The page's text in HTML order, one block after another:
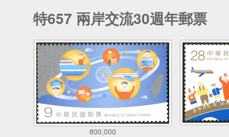
特657 兩岸交流30週年郵票
800,000